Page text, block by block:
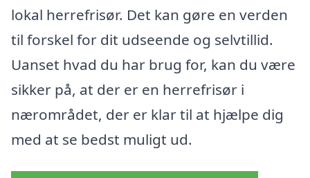
lokal herrefrisør. Det kan gøre en verden
til forskel for dit udseende og selvtillid.
Uanset hvad du har brug for, kan du være
sikker på, at der er en herrefrisør i
nærområdet, der er klar til at hjælpe dig
med at se bedst muligt ud.